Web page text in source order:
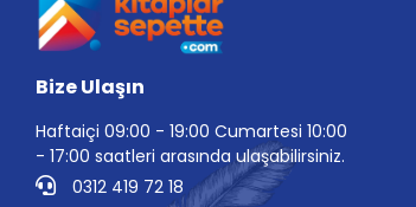
Bize Ulaşın
Haftaiçi 09:00 - 19:00 Cumartesi 10:00
- 17:00 saatleri arasında ulaşabilirsiniz.
0312 419 72 18